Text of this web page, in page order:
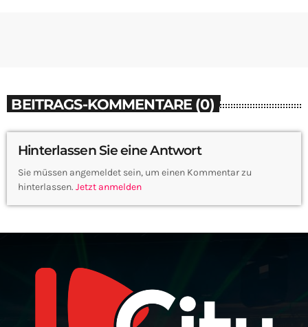
BEITRAGS-KOMMENTARE (0)
Hinterlassen Sie eine Antwort
Sie müssen angemeldet sein, um einen Kommentar zu
hinterlassen. Jetzt anmelden